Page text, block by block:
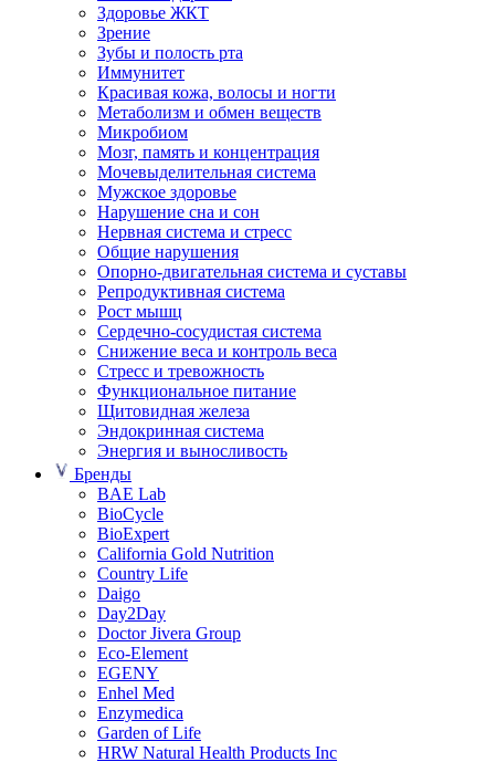
Здоровье ЖКТ
Зрение
Зубы и полость рта
Иммунитет
Красивая кожа, волосы и ногти
Метаболизм и обмен веществ
Микробиом
Мозг, память и концентрация
Мочевыделительная система
Мужское здоровье
Нарушение сна и сон
Нервная система и стресс
Общие нарушения
Опорно-двигательная система и суставы
Репродуктивная система
Рост мышц
Сердечно-сосудистая система
Снижение веса и контроль веса
Стресс и тревожность
Функциональное питание
Щитовидная железа
Эндокринная система
Энергия и выносливость
Бренды
BAE Lab
BioCycle
BioExpert
California Gold Nutrition
Country Life
Daigo
Day2Day
Doctor Jivera Group
Eco-Element
EGENY
Enhel Med
Enzymedica
Garden of Life
HRW Natural Health Products Inc